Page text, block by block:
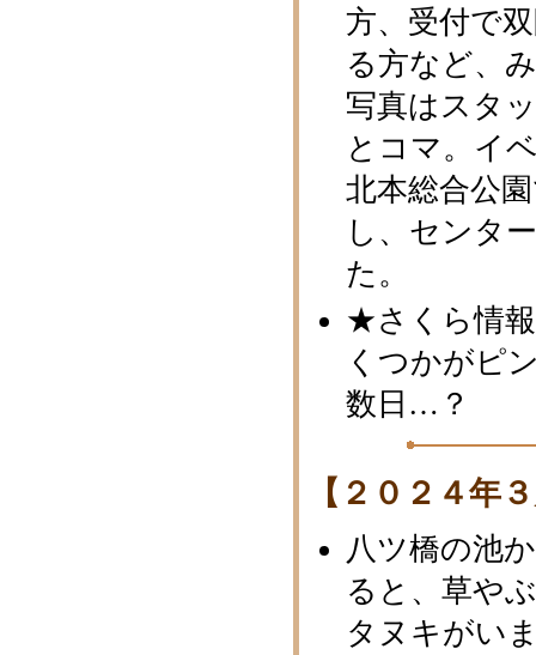
方、受付で
る方など、
写真はスタ
とコマ。イ
北本総合公
し、センタ
た。
★さくら情
くつかがピ
数日…？
【２０２４年
八ツ橋の池
ると、草や
タヌキがい